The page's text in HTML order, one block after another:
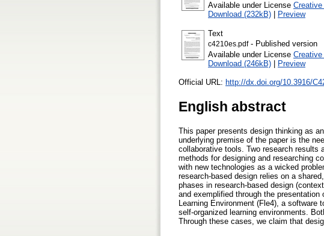
Available under License
Download (232kB)
Preview
Text
c4210es.pdf- Published version
Available under License
Download (246kB)
Preview
Official URL: http://dx.doi.org/10.3916/
English abstract
This paper presents design thinking as
underlying premise of the paper is the
collaborative tools. Two research results
methods for designing and researching
with new technologies as a wicked
research-based design relies on a
phases in research-based design
and exemplified through the
Learning Environment (Fle4), a software
self-organized learning environments.
Through these cases, we claim that